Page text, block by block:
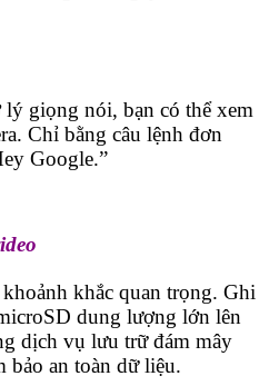
giọng nói, bạn có thể xem
Chỉ bằng câu lệnh đơn
Google.”
khắc quan trọng. Ghi
dung lượng lớn lên
dịch vụ lưu trữ đám mây
an toàn dữ liệu.